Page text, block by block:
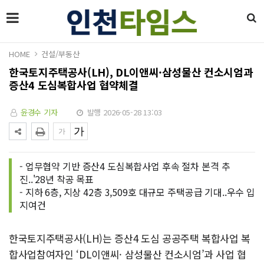
HOME 건설/부동산
한국토지주택공사(LH), DL이앤씨·삼성물산 컨소시엄과
증산4 도심복합사업 협약체결
윤경수 기자 발행 2026-05-28 13:03
- 업무협약 기반 증산4 도심복합사업 후속 절차 본격 추
진..'28년 착공 목표
- 지하 6층, 지상 42층 3,509호 대규모 주택공급 기대..우수 입
지여건
한국토지주택공사(LH)는 증산4 도심 공공주택 복합사업 복
합사업참여자인 ‘DL이앤씨· 삼성물산 컨소시엄’과 사업 협